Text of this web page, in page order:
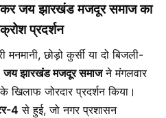
जय झारखंड मजदूर समाज का
प्रदर्शन
छोड़ो कुर्सी या दो बिजली-
जय झारखंड मजदूर समाजने मंगलवार
खिलाफ जोरदार प्रदर्शन किया।
4 से हुई, जो नगर प्रशासन